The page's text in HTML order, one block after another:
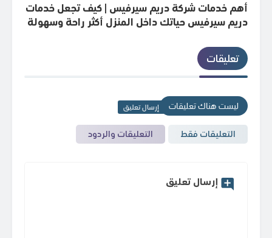
أهم خدمات شركة دريم سيرفيس | كيف تجعل خدمات
دريم سيرفيس حياتك داخل المنزل أكثر راحة وسهولة
تعليقات
ليست هناك تعليقات إرسال تعليق
التعليقات فقط التعليقات والردود
إرسال تعليق